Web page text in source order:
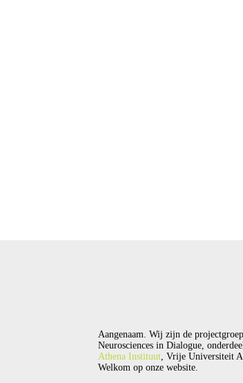
Aangenaam. Wij zijn de
Neurosciences in Dialogue,
Athena Instituut, Vrije Universiteit
Welkom op onze website.